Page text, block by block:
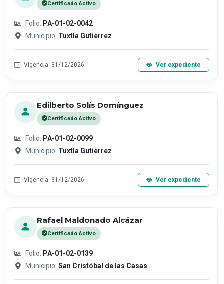
Certificado Activo
Folio: PA-01-02-0042
Municipio: Tuxtla Gutiérrez
Vigencia: 31/12/2026 Ver expediente
Edilberto Solís Domínguez
Certificado Activo
Folio: PA-01-02-0099
Municipio: Tuxtla Gutiérrez
Vigencia: 31/12/2026 Ver expediente
Rafael Maldonado Alcázar
Certificado Activo
Folio: PA-01-02-0139
Municipio: San Cristóbal de las Casas